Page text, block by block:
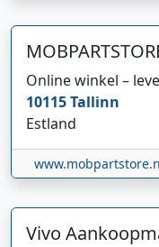
Online winkel –
10115Tallinn
Estland
Vivo